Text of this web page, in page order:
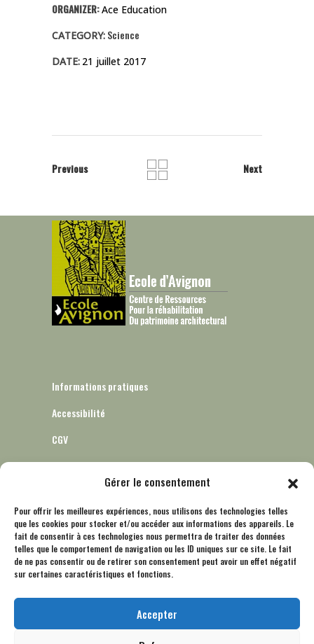
Gérer le consentement
Pour offrir les meilleures expériences, nous utilisons des technologies telles
que les cookies pour stocker et/ou accéder aux informations des appareils. Le
fait de consentir à ces technologies nous permettra de traiter des données
telles que le comportement de navigation ou les ID uniques sur ce site. Le fait
de ne pas consentir ou de retirer son consentement peut avoir un effet négatif
sur certaines caractéristiques et fonctions.
Accepter
ORGANIZER:Ace Education
CATEGORY: Science
DATE: 21 juillet 2017
Previous Next
Informations pratiques
Accessibilité
CGV
Mentions légales
Politique de cookies (UE)